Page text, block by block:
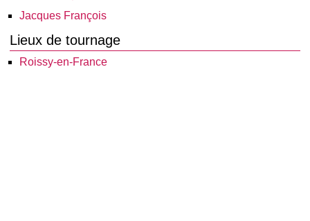
Jacques François
Lieux de tournage
Roissy-en-France